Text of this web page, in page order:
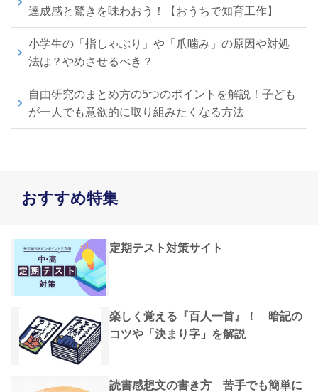
達成感と驚きを味わおう！【おうちで知育工作】
小学生の「指しゃぶり」や「爪噛み」の原因や対処
法は？やめさせるべき？
自由研究のまとめ方の5つのポイントを解説！子ども
が一人でも意欲的に取り組みたくなる方法
おすすめ特集
定期テスト対策サイト
楽しく覚える『百人一首』！ 暗記の
コツや「決まり字」を解説
読書感想文の書き方 苦手でも簡単に